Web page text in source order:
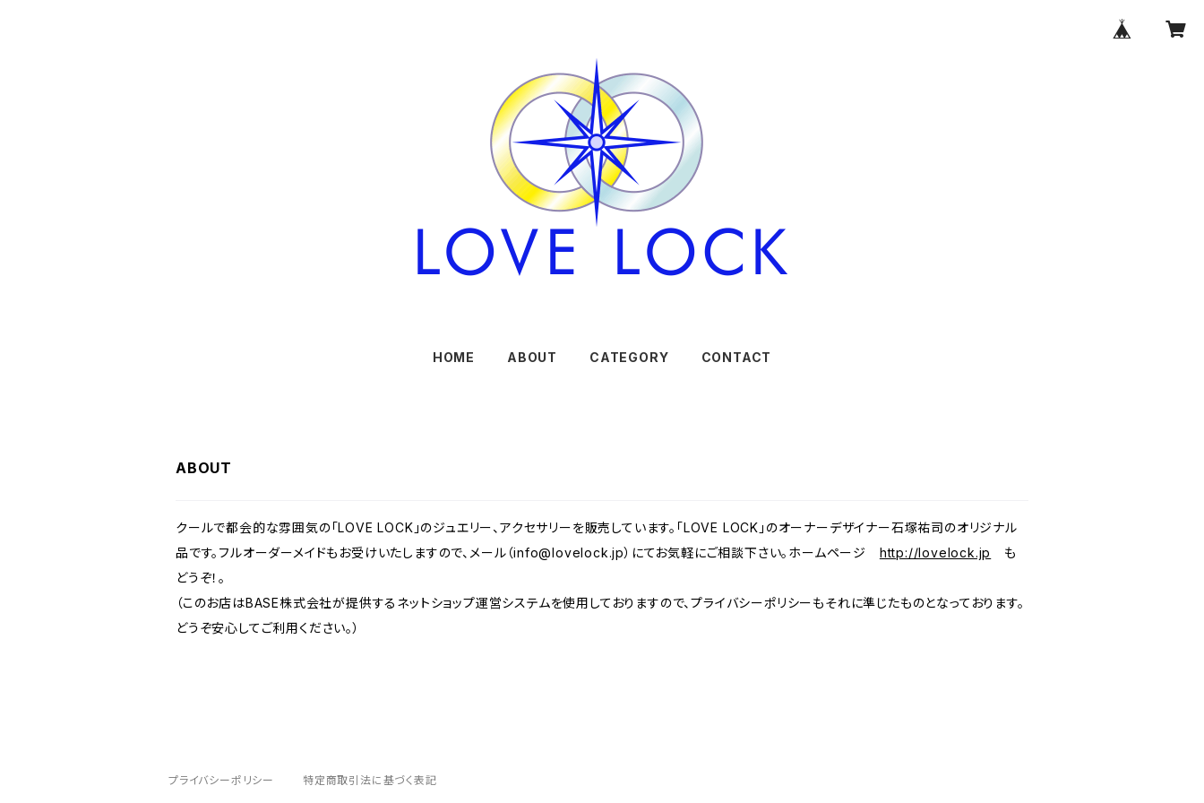
HOME ABOUT CATEGORY CONTACT
ABOUT
クールで都会的な雰囲気の「LOVE LOCK」のジュエリー、アクセサリーを販売しています。「LOVE LOCK」のオーナーデザイナー石塚祐司のオリジナル
品です。フルオーダーメイドもお受けいたしますので、メール（info@lovelock.jp）にてお気軽にご相談下さい。ホームページ http://lovelock.jp
も
どうぞ！。
（このお店はBASE株式会社が提供するネットショップ運営システムを使用しておりますので、プライバシーポリシーもそれに準じたものとなっております。
どうぞ安心してご利用ください。）
プライバシーポリシー 特定商取引法に基づく表記